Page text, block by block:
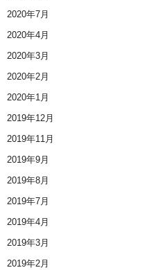
2020年7月
2020年4月
2020年3月
2020年2月
2020年1月
2019年12月
2019年11月
2019年9月
2019年8月
2019年7月
2019年4月
2019年3月
2019年2月